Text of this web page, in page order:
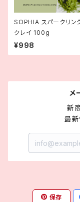
SOPHIA スパークリン
クレイ 100g
¥998
メ
新
最新
保存